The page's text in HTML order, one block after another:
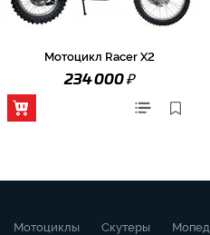
Мотоцикл Racer X2
234 000₽
Мотоциклы Скутеры